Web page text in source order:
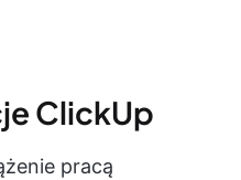
ClickUp
pracą